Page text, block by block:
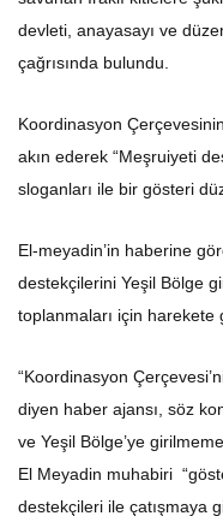
devleti, anayasayı ve
çağrısında bulundu.
Koordinasyon
akın ederek “Meşruiyeti
sloganları ile bir gösteri
El-meyadin’in haberine
destekçilerini Yeşil Bölge
toplanmaları için harekete
“Koordinasyon
diyen haber ajansı, söz
ve Yeşil Bölge’ye
El Meyadin muhabiri
destekçileri ile çatışmaya